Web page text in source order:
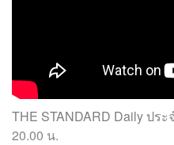
THE STANDARD Daily ประ
20.00 น.